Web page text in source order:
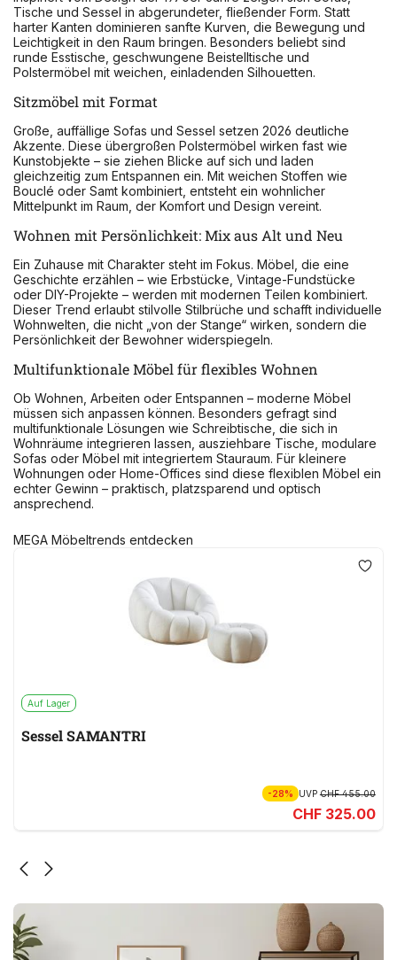
Tische und Sessel in abgerundeter, fließender Form. Statt
harter Kanten dominieren sanfte Kurven, die Bewegung und
Leichtigkeit in den Raum bringen. Besonders beliebt sind
runde Esstische, geschwungene Beistelltische und
Polstermöbel mit weichen, einladenden Silhouetten.
Sitzmöbel mit Format
Große, auffällige Sofas und Sessel setzen 2026 deutliche
Akzente. Diese übergroßen Polstermöbel wirken fast wie
Kunstobjekte – sie ziehen Blicke auf sich und laden
gleichzeitig zum Entspannen ein. Mit weichen Stoffen wie
Bouclé oder Samt kombiniert, entsteht ein wohnlicher
Mittelpunkt im Raum, der Komfort und Design vereint.
Wohnen mit Persönlichkeit: Mix aus Alt und Neu
Ein Zuhause mit Charakter steht im Fokus. Möbel, die eine
Geschichte erzählen – wie Erbstücke, Vintage-Fundstücke
oder DIY-Projekte – werden mit modernen Teilen kombiniert.
Dieser Trend erlaubt stilvolle Stilbrüche und schafft individuelle
Wohnwelten, die nicht „von der Stange“ wirken, sondern die
Persönlichkeit der Bewohner widerspiegeln.
Multifunktionale Möbel für flexibles Wohnen
Ob Wohnen, Arbeiten oder Entspannen – moderne Möbel
müssen sich anpassen können. Besonders gefragt sind
multifunktionale Lösungen wie Schreibtische, die sich in
Wohnräume integrieren lassen, ausziehbare Tische, modulare
Sofas oder Möbel mit integriertem Stauraum. Für kleinere
Wohnungen oder Home-Offices sind diese flexiblen Möbel ein
echter Gewinn – praktisch, platzsparend und optisch
ansprechend.
MEGA Möbeltrends entdecken
Auf Lager
Sessel SAMANTRI
-28% UVPCHF 455.00
CHF 325.00